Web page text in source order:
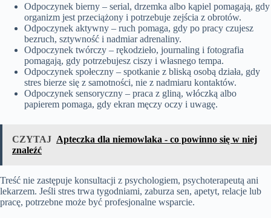
Odpoczynek bierny – serial, drzemka albo kąpiel pomagają, gdy
organizm jest przeciążony i potrzebuje zejścia z obrotów.
Odpoczynek aktywny – ruch pomaga, gdy po pracy czujesz
bezruch, sztywność i nadmiar adrenaliny.
Odpoczynek twórczy – rękodzieło, journaling i fotografia
pomagają, gdy potrzebujesz ciszy i własnego tempa.
Odpoczynek społeczny – spotkanie z bliską osobą działa, gdy
stres bierze się z samotności, nie z nadmiaru kontaktów.
Odpoczynek sensoryczny – praca z gliną, włóczką albo
papierem pomaga, gdy ekran męczy oczy i uwagę.
CZYTAJ Apteczka dla niemowlaka - co powinno się w niej
znaleźć
Treść nie zastępuje konsultacji z psychologiem, psychoterapeutą ani
lekarzem. Jeśli stres trwa tygodniami, zaburza sen, apetyt, relacje lub
pracę, potrzebne może być profesjonalne wsparcie.